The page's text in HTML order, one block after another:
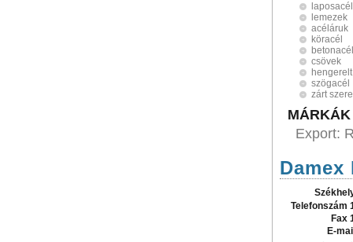
laposacél
lemezek
acéláruk
köracél
betonacél
csövek
szögacél
zárt
MÁRKÁK
Export:
Damex
Telefonszám
Fax
E-